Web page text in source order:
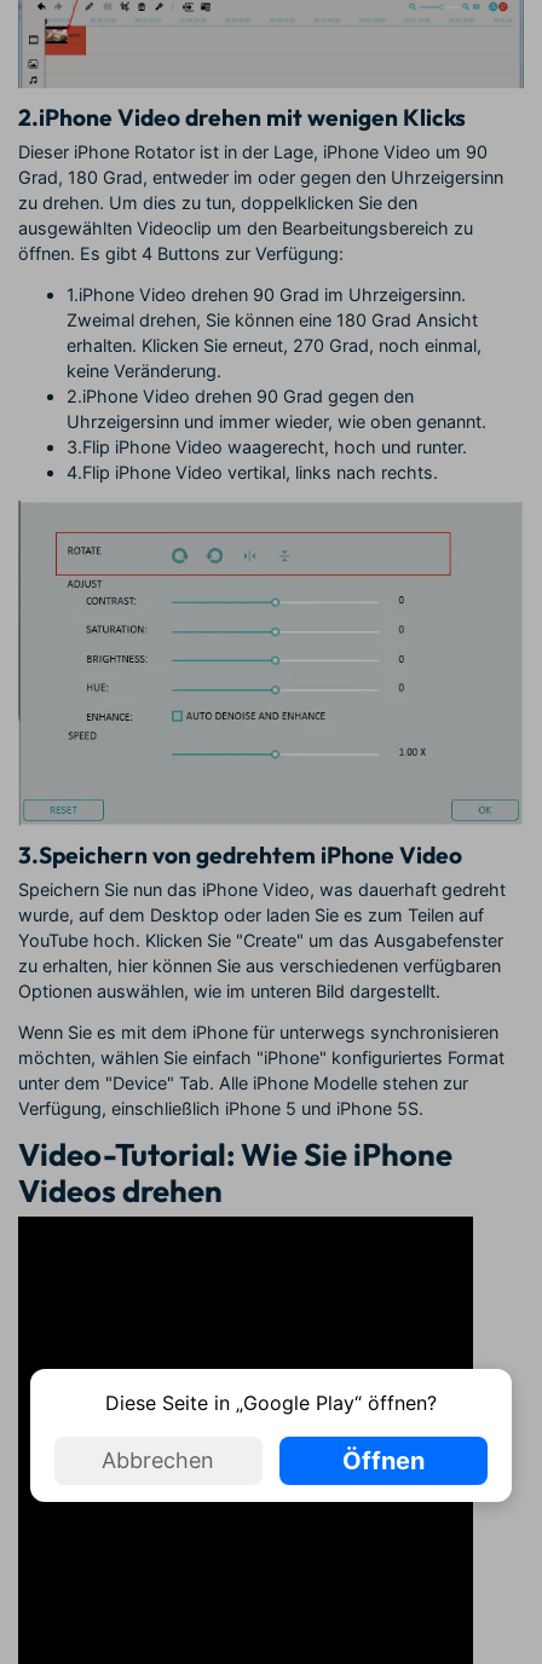
2.iPhone Video drehen mit wenigen Klicks
Dieser iPhone Rotator ist in der Lage, iPhone Video um 90
Grad, 180 Grad, entweder im oder gegen den Uhrzeigersinn
zu drehen. Um dies zu tun, doppelklicken Sie den
ausgewählten Videoclip um den Bearbeitungsbereich zu
öffnen. Es gibt 4 Buttons zur Verfügung:
1.iPhone Video drehen 90 Grad im Uhrzeigersinn.
Zweimal drehen, Sie können eine 180 Grad Ansicht
erhalten. Klicken Sie erneut, 270 Grad, noch einmal,
keine Veränderung.
2.iPhone Video drehen 90 Grad gegen den
Uhrzeigersinn und immer wieder, wie oben genannt.
3.Flip iPhone Video waagerecht, hoch und runter.
4.Flip iPhone Video vertikal, links nach rechts.
3.Speichern von gedrehtem iPhone Video
Speichern Sie nun das iPhone Video, was dauerhaft gedreht
wurde, auf dem Desktop oder laden Sie es zum Teilen auf
YouTube hoch. Klicken Sie "Create" um das Ausgabefenster
zu erhalten, hier können Sie aus verschiedenen verfügbaren
Optionen auswählen, wie im unteren Bild dargestellt.
Wenn Sie es mit dem iPhone für unterwegs synchronisieren
möchten, wählen Sie einfach "iPhone" konfiguriertes Format
unter dem "Device" Tab. Alle iPhone Modelle stehen zur
Verfügung, einschließlich iPhone 5 und iPhone 5S.
Video-Tutorial: Wie Sie iPhone
Videos drehen
Diese Seite in „Google Play“ öffnen?
Abbrechen Öffnen